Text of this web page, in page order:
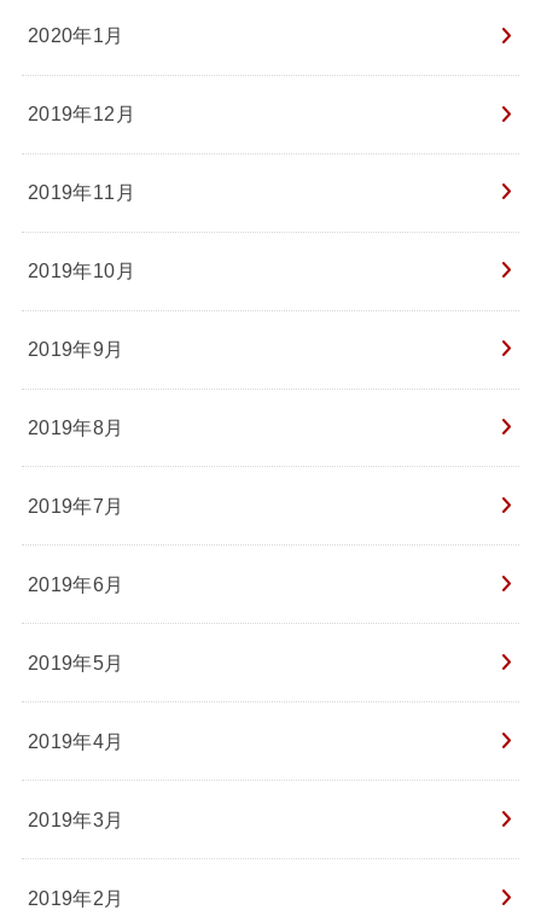
2020年1月
2019年12月
2019年11月
2019年10月
2019年9月
2019年8月
2019年7月
2019年6月
2019年5月
2019年4月
2019年3月
2019年2月